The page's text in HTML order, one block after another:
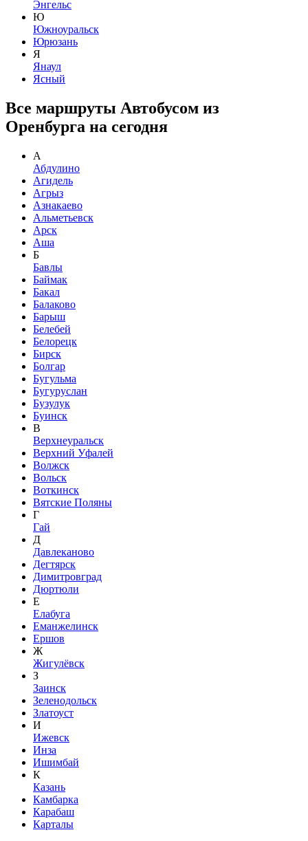
Энгельс
Ю
Южноуральск
Юрюзань
Я
Янаул
Ясный
Все маршруты Автобусом из
Оренбурга на сегодня
А
Абдулино
Агидель
Агрыз
Азнакаево
Альметьевск
Арск
Аша
Б
Бавлы
Баймак
Бакал
Балаково
Барыш
Белебей
Белорецк
Бирск
Болгар
Бугульма
Бугуруслан
Бузулук
Буинск
В
Верхнеуральск
Верхний Уфалей
Волжск
Вольск
Воткинск
Вятские Поляны
Г
Гай
Д
Давлеканово
Дегтярск
Димитровград
Дюртюли
Е
Елабуга
Еманжелинск
Ершов
Ж
Жигулёвск
З
Заинск
Зеленодольск
Златоуст
И
Ижевск
Инза
Ишимбай
К
Казань
Камбарка
Карабаш
Карталы